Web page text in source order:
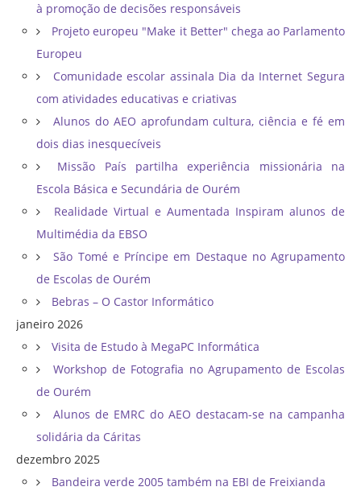
à promoção de decisões responsáveis
Projeto europeu "Make it Better" chega ao Parlamento
Europeu
Comunidade escolar assinala Dia da Internet Segura
com atividades educativas e criativas
Alunos do AEO aprofundam cultura, ciência e fé em
dois dias inesquecíveis
Missão País partilha experiência missionária na
Escola Básica e Secundária de Ourém
Realidade Virtual e Aumentada Inspiram alunos de
Multimédia da EBSO
São Tomé e Príncipe em Destaque no Agrupamento
de Escolas de Ourém
Bebras – O Castor Informático
janeiro 2026
Visita de Estudo à MegaPC Informática
Workshop de Fotografia no Agrupamento de Escolas
de Ourém
Alunos de EMRC do AEO destacam-se na campanha
solidária da Cáritas
dezembro 2025
Bandeira verde 2005 também na EBI de Freixianda